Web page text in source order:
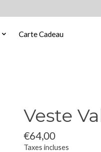
Carte Cadeau
Veste
€64,00
Taxes incluses